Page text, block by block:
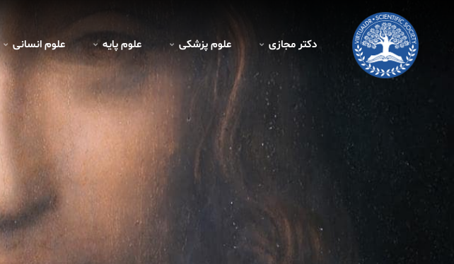
دکتر مجازی علوم پزشکی علوم پايه علوم انسانی